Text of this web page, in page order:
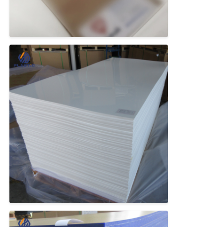
แผ่นอะคริลิคใส
แผ่นอะครีลิคหล่อ
แผ่นอะครีลิคสี
กล่องเก็บอะคริลิค
กล่องแสดงภาพแอคริลิค
กระจกแผ่นอะคริลิก
แผ่นกระดาษแอคริลิก